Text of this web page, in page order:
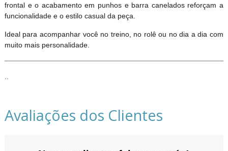
frontal e o acabamento em punhos e barra canelados reforçam a
funcionalidade e o estilo casual da peça.
Ideal para acompanhar você no treino, no rolê ou no dia a dia com
muito mais personalidade.
Avaliações dos Clientes